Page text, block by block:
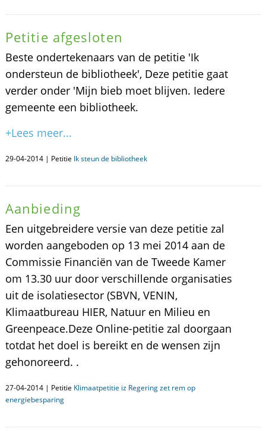
Petitie afgesloten
Beste ondertekenaars van de petitie 'Ik
ondersteun de bibliotheek', Deze petitie gaat
verder onder 'Mijn bieb moet blijven. Iedere
gemeente een bibliotheek.
+Lees meer...
29-04-2014 | Petitie Ik steun de bibliotheek
Aanbieding
Een uitgebreidere versie van deze petitie zal
worden aangeboden op 13 mei 2014 aan de
Commissie Financiën van de Tweede Kamer
om 13.30 uur door verschillende organisaties
uit de isolatiesector (SBVN, VENIN,
Klimaatbureau HIER, Natuur en Milieu en
Greenpeace.Deze Online-petitie zal doorgaan
totdat het doel is bereikt en de wensen zijn
gehonoreerd. .
27-04-2014 | Petitie Klimaatpetitie iz Regering zet rem op
energiebesparing